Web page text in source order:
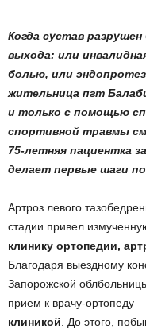
Когда сустав
выхода: или
болью, или
жительница пгт
и только с помощью
спортивной травмы
75-летняя пациентка
делает первые шаги
Артроз левого
стадии привел
клинику ортопедии,
Благодаря выездному
Запорожской
прием к врачу-ортопеду –
клиникой . До этого,